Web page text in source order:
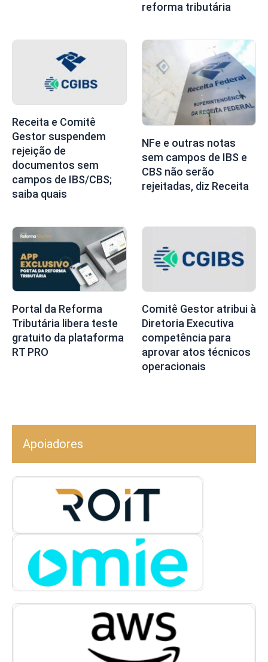
reforma tributária
Receita e Comitê
Gestor suspendem
rejeição de
documentos sem
campos de IBS/CBS;
saiba quais
NFe e outras notas
sem campos de IBS e
CBS não serão
rejeitadas, diz Receita
Portal da Reforma
Tributária libera teste
gratuito da plataforma
RT PRO
Comitê Gestor atribui à
Diretoria Executiva
competência para
aprovar atos técnicos
operacionais
Apoiadores